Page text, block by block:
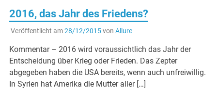
2016, das Jahr des Friedens?
Veröffentlicht am28/12/2015von Allure
Kommentar – 2016 wird voraussichtlich das Jahr der
Entscheidung über Krieg oder Frieden. Das Zepter
abgegeben haben die USA bereits, wenn auch unfreiwillig.
In Syrien hat Amerika die Mutter aller […]